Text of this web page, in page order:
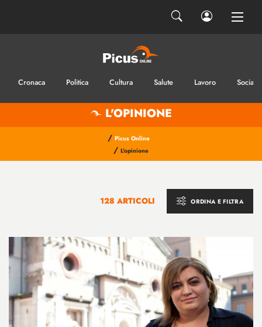
Cronaca Politica Cultura Salute Lavoro Sociale
L'OPINIONE
/ Picus Online
/ L'opinione
128 ARTICOLI ORDINA E FILTRA